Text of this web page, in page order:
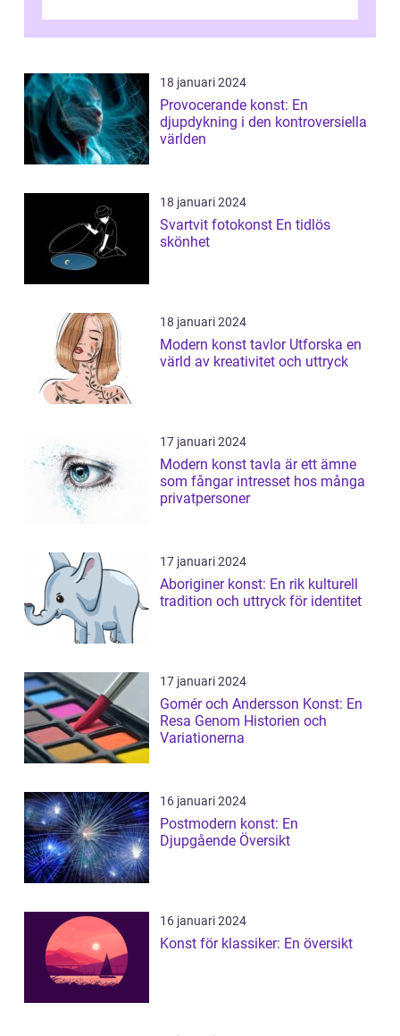
18 januari 2024
Provocerande konst: En
djupdykning i den kontroversiella
världen
18 januari 2024
Svartvit fotokonst En tidlös
skönhet
18 januari 2024
Modern konst tavlor Utforska en
värld av kreativitet och uttryck
17 januari 2024
Modern konst tavla är ett ämne
som fångar intresset hos många
privatpersoner
17 januari 2024
Aboriginer konst: En rik kulturell
tradition och uttryck för identitet
17 januari 2024
Gomér och Andersson Konst: En
Resa Genom Historien och
Variationerna
16 januari 2024
Postmodern konst: En
Djupgående Översikt
16 januari 2024
Konst för klassiker: En översikt